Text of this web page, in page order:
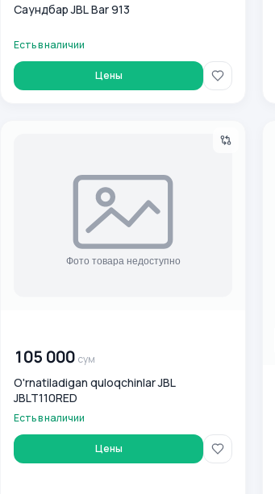
Саундбар JBL Bar 913
Есть в наличии
Цены
105 000 сум
O'rnatiladigan quloqchinlar JBL
JBLT110RED
Есть в наличии
Цены